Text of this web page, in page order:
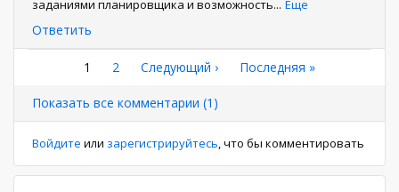
заданиями планировщика и возможность... Еще
Ответить
Нумерация
страниц
Текущая
1 Страница
2
Следующая
Следующий ›
Последняя
Последняя »
Показать все комментарии (1)
Войдите или зарегистрируйтесь, что бы комментировать